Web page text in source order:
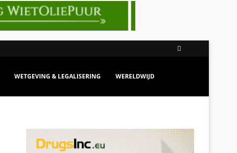
WETGEVING & LEGALISERING WERELDWIJD